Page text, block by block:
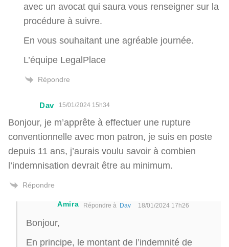
avec un avocat qui saura vous renseigner sur la
procédure à suivre.
En vous souhaitant une agréable journée.
L’équipe LegalPlace
Répondre
Dav 15/01/2024 15h34
Bonjour, je m’apprête à effectuer une rupture
conventionnelle avec mon patron, je suis en poste
depuis 11 ans, j’aurais voulu savoir à combien
l’indemnisation devrait être au minimum.
Répondre
Amira Répondre à Dav 18/01/2024 17h26
Bonjour,
En principe, le montant de l’indemnité de